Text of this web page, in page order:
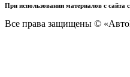
При использовании материалов с сайта
Все права защищены ©